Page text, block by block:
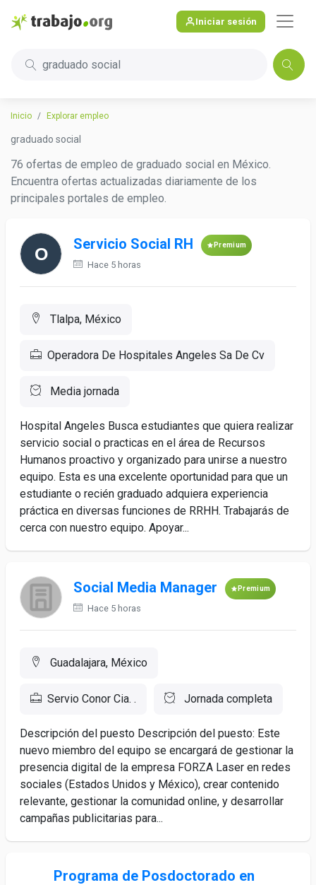
Iniciar sesión
graduado social
Inicio Explorar empleo
graduado social
76 ofertas de empleo de graduado social en México.
Encuentra ofertas actualizadas diariamente de los
principales portales de empleo.
Servicio Social RH Premium
Hace 5 horas
Tlalpa, México
Operadora De Hospitales Angeles Sa De Cv
Media jornada
Hospital Angeles Busca estudiantes que quiera realizar
servicio social o practicas en el área de Recursos
Humanos proactivo y organizado para unirse a nuestro
equipo. Esta es una excelente oportunidad para que un
estudiante o recién graduado adquiera experiencia
práctica en diversas funciones de RRHH. Trabajarás de
cerca con nuestro equipo. Apoyar...
Social Media Manager Premium
Hace 5 horas
Guadalajara, México
Servio Conor Cia. . Jornada completa
Descripción del puesto Descripción del puesto: Este
nuevo miembro del equipo se encargará de gestionar la
presencia digital de la empresa FORZA Laser en redes
sociales (Estados Unidos y México), crear contenido
relevante, gestionar la comunidad online, y desarrollar
campañas publicitarias para...
Programa de Posdoctorado en